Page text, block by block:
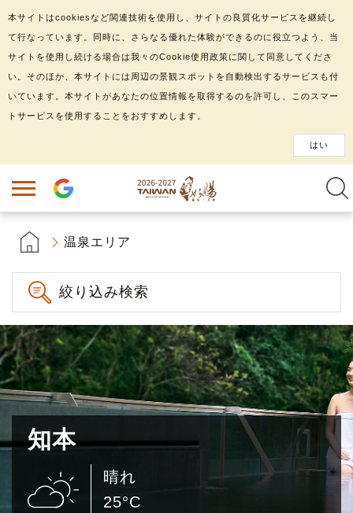
温泉エリア
絞り込み検索
知本
晴れ
25°C
本サイトはcookiesなど関連技術を使用し、サイトの良質化サービスを継続し
て行なっています。同時に、さらなる優れた体験ができるのに役立つよう、当
サイトを使用し続ける場合は我々のCookie使用政策に関して同意してくださ
い。そのほか、本サイトには周辺の景観スポットを自動検出するサービスも付
いています。本サイトがあなたの位置情報を取得するのを許可し、このスマー
トサービスを使用することをおすすめします。
はい